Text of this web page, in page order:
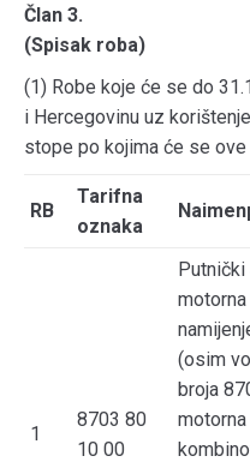
Član 3.
(Spisak roba)
(1) Robe koje će se do
i Hercegovinu uz
stope po kojima će se
RB
Tarifna
oznaka
1
8703 80
10 00
(osim
broja